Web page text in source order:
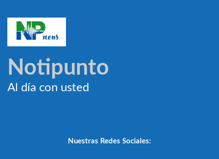
Notipunto
Al día con usted
Nuestras Redes Sociales: